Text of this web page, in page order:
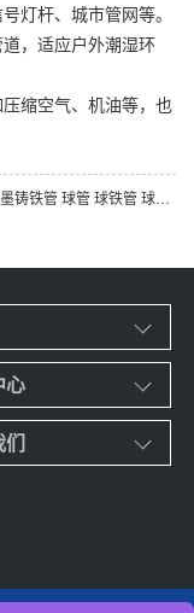
灯杆、城市管网等。
，适应户外潮湿环
缩空气、机油等，也
消防管道 球墨铸铁管 球管 球铁管 球墨铸管
心
们